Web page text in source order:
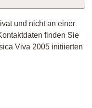
und nicht an einer
finden Sie
Viva 2005 initiierten